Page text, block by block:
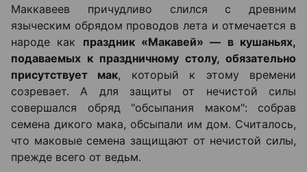
Маккавеев причудливо слился с древним
языческим обрядом проводов лета и отмечается в
народе как праздник «Макавей» — в кушаньях,
подаваемых к праздничному столу, обязательно
присутствует мак, который к этому времени
созревает. А для защиты от нечистой силы
совершался обряд "обсыпания маком": собрав
семена дикого мака, обсыпали им дом. Считалось,
что маковые семена защищают от нечистой силы,
прежде всего от ведьм.